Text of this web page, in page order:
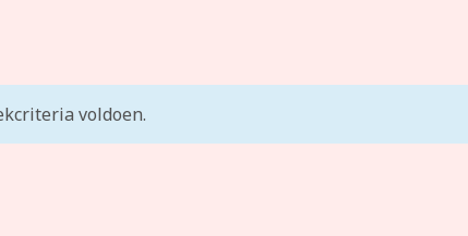
voldoen.